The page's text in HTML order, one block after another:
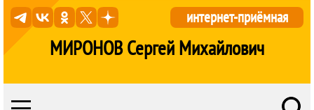
МИРОНОВ Сергей Михайлович
интернет-приёмная